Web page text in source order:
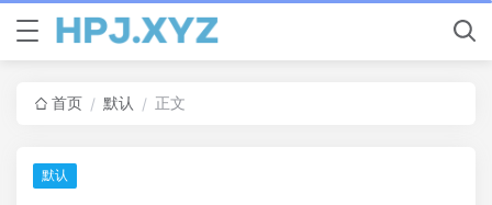
首页 / 默认 / 正文
默认